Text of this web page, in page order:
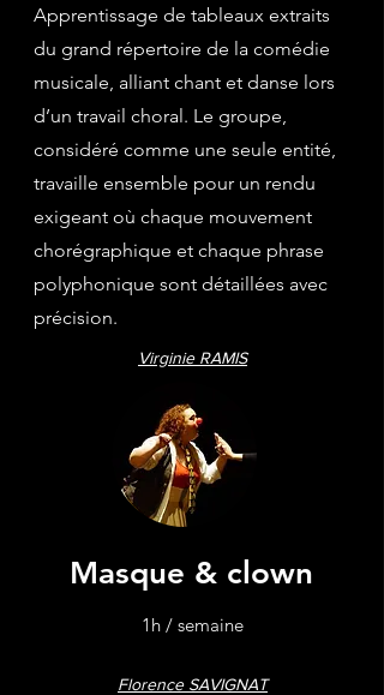
Apprentissage de tableaux extraits
du grand répertoire de la comédie
musicale, alliant chant et danse lors
d’un travail choral. Le groupe,
considéré comme une seule entité,
travaille ensemble pour un rendu
exigeant où chaque mouvement
chorégraphique et chaque phrase
polyphonique sont détaillées avec
précision.
Virginie RAMIS
Masque & clown
1h / semaine
Florence SAVIGNAT